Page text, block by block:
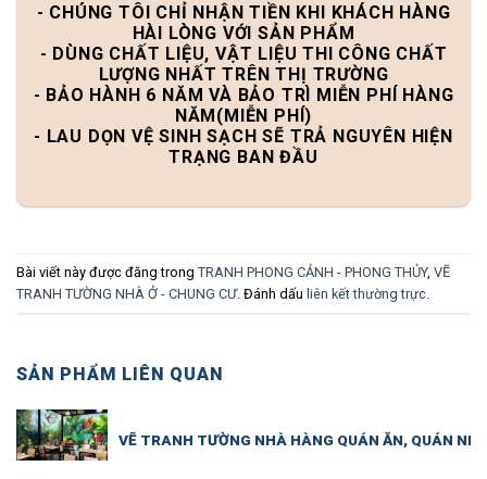
- CHÚNG TÔI CHỈ NHẬN TIỀN KHI KHÁCH HÀNG
HÀI LÒNG VỚI SẢN PHẨM
- DÙNG CHẤT LIỆU, VẬT LIỆU THI CÔNG CHẤT
LƯỢNG NHẤT TRÊN THỊ TRƯỜNG
- BẢO HÀNH 6 NĂM VÀ BẢO TRÌ MIỄN PHÍ HÀNG
NĂM(MIỄN PHÍ)
- LAU DỌN VỆ SINH SẠCH SẼ TRẢ NGUYÊN HIỆN
TRẠNG BAN ĐẦU
Bài viết này được đăng trong TRANH PHONG CẢNH - PHONG THỦY, VẼ
TRANH TƯỜNG NHÀ Ở - CHUNG CƯ. Đánh dấu liên kết thường trực
SẢN PHẨM LIÊN QUAN
VẼ TRANH TƯỜNG NHÀ HÀNG QUÁN ĂN, QUÁN